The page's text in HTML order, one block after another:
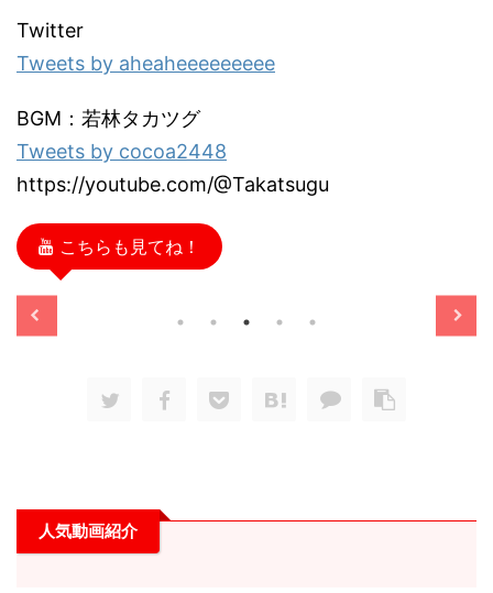
Twitter
Tweets by aheaheeeeeeeee
BGM：若林タカツグ
Tweets by cocoa2448
https://youtube.com/@Takatsugu
こちらも見てね！
11/13
人気動画紹介